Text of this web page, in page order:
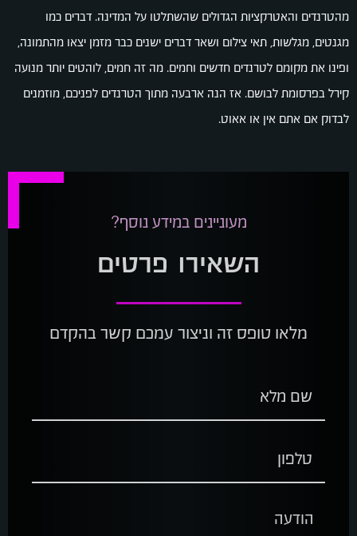
מהטרנדים והאטרקציות הגדולים שהשתלטו על המדינה. דברים כמו
מגנטים, מגלשות, תאי צילום ושאר דברים ישנים כבר מזמן יצאו מהתמונה,
ופינו את מקומם לטרנדים חדשים וחמים. מה זה חמים, לוהטים יותר מנועה
קירל בפרסומת לבושם. אז הנה ארבעה מתוך הטרנדים לפניכם, מוזמנים
לבדוק אם אתם אין או אאוט.
מעוניינים במידע נוסף?
השאירו פרטים
מלאו טופס זה וניצור עמכם קשר בהקדם